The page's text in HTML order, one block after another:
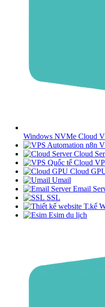
Windows NVMe Cloud
Cloud
Cloud
Cloud
Umail
Email
SSL
T.kế
Esim du lịch